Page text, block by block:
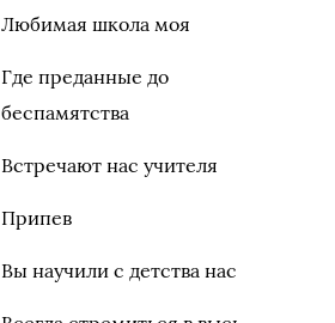
Любимая школа моя
Где преданные до
беспамятства
Встречают нас учителя
Припев
Вы научили с детства нас